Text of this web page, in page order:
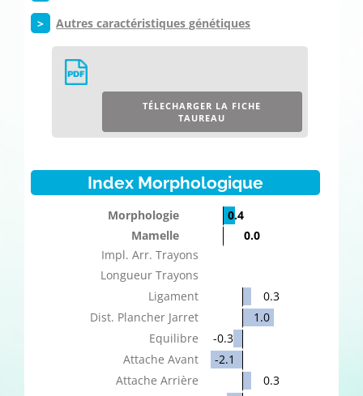
> Autres caractéristiques génétiques
TÉLECHARGER LA FICHE
TAUREAU
Index Morphologique
Morphologie
0.4
Mamelle
0.0
Impl. Arr. Trayons
Longueur Trayons
Ligament
0.3
Dist. Plancher Jarret
1.0
Equilibre
-0.3
Attache Avant
-2.1
Attache Arrière
0.3